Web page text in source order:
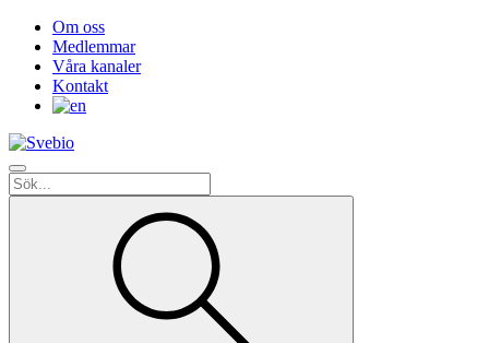
Om oss
Medlemmar
Våra kanaler
Kontakt